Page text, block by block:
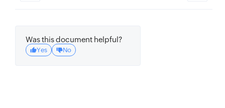
Was this document helpful?
Yes No